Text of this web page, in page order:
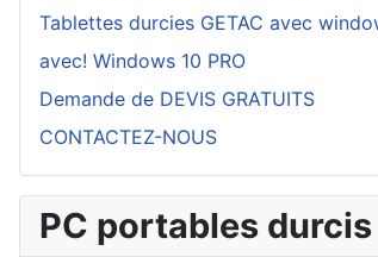
Tablettes durcies GETAC avec
avec! Windows 10 PRO
Demande de DEVIS GRATUITS
CONTACTEZ-NOUS
PC portables